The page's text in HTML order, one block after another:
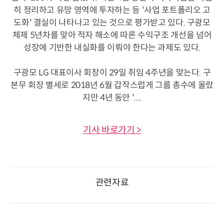
히 정리하고 유망 영역에 투자하는 등 '사업 포트폴리오 고
도화' 결실이 나타나고 있는 것으로 평가받고 있다. 구광모
체제 5년차를 맞아 적자 해소에 따른 수익구조 개선을 넘어
성장에 기반한 내실화를 이뤄야 한다는 과제도 있다.
구광모 LG 대표이사 회장이 29일 취임 4주년을 맞는다. 구
본무 회장 별세로 2018년 6월 갑작스럽게 그룹 총수에 올랐
지만 4년 동안 '....
기사 바로가기 >
관련자료